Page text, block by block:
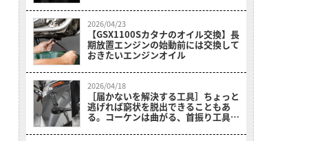
2026/04/23
【GSX1100Sカタナのオイル交換】長
期放置エンジンの始動前には交換して
おきたいエンジンオイル
2026/04/18
［届かないを解決する工具］ちょっと
逃げれば窮状を脱出できることもあ
る。コーケンは曲がる、首振り工具が